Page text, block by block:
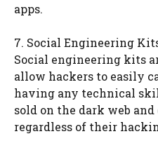
apps.
7. Social Engineering
Social engineering kits
allow hackers to easily
having any technical
sold on the dark web and
regardless of their